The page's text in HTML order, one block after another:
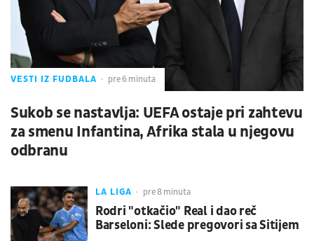
VESTI IZ FUDBALA pre 6 minuta
Sukob se nastavlja: UEFA ostaje pri zahtevu
za smenu Infantina, Afrika stala u njegovu
odbranu
LA LIGA pre 8 minuta
Rodri "otkačio" Real i dao reč
Barseloni: Slede pregovori sa Sitijem